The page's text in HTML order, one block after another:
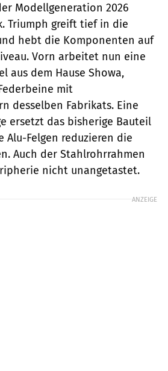
Modellgeneration 2026
Triumph greift tief in die
hebt die Komponenten auf
Vorn arbeitet nun eine
aus dem Hause Showa,
mit
desselben Fabrikats. Eine
ersetzt das bisherige Bauteil
Alu-Felgen reduzieren die
Auch der Stahlrohrrahmen
nicht unangetastet.
ANZEIGE